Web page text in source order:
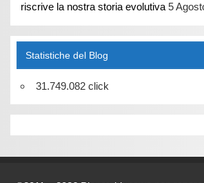
riscrive la nostra storia evolutiva 5
Statistiche del Blog
31.749.082 click